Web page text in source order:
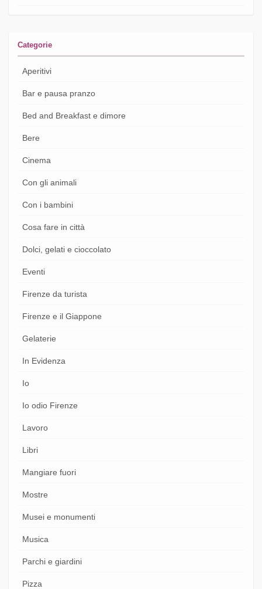
Categorie
Aperitivi
Bar e pausa pranzo
Bed and Breakfast e dimore
Bere
Cinema
Con gli animali
Con i bambini
Cosa fare in città
Dolci, gelati e cioccolato
Eventi
Firenze da turista
Firenze e il Giappone
Gelaterie
In Evidenza
Io
Io odio Firenze
Lavoro
Libri
Mangiare fuori
Mostre
Musei e monumenti
Musica
Parchi e giardini
Pizza